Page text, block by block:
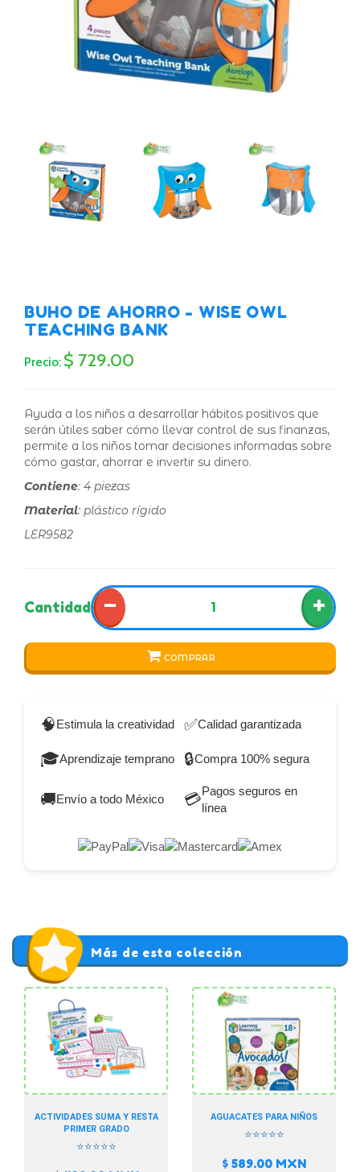
BUHO DE AHORRO - WISE OWL
TEACHING BANK
Precio: $ 729.00
Ayuda a los niños a desarrollar hábitos positivos que
serán útiles saber cómo llevar control de sus finanzas,
permite a los niños tomar decisiones informadas sobre
cómo gastar, ahorrar e invertir su dinero.
Contiene: 4 piezas
Material: plástico rígido
LER9582
Cantidad − +
COMPRAR
🧠Estimula la creatividad ✅Calidad garantizada
🎓Aprendizaje temprano 🔒Compra 100% segura
🚚Envío a todo México 💳Pagos seguros en
línea
Más de esta colección
ACTIVIDADES SUMA Y RESTA
PRIMER GRADO
⭐⭐⭐⭐⭐
AGUACATES PARA NIÑOS
⭐⭐⭐⭐⭐
$ 589.00 MXN